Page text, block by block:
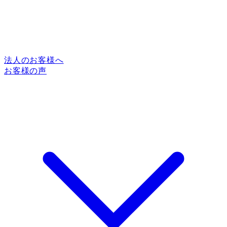
法人のお客様へ
お客様の声